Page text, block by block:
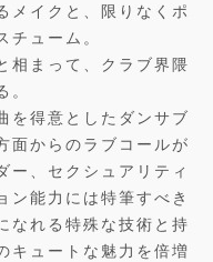
メイクと、限りなくポ
チューム。
相まって、クラブ界隈
。
を得意としたダンサブ
面からのラブコールが
ー、セクシュアリティ
ン能力には特筆すべき
なれる特殊な技術と持
キュートな魅力を倍増